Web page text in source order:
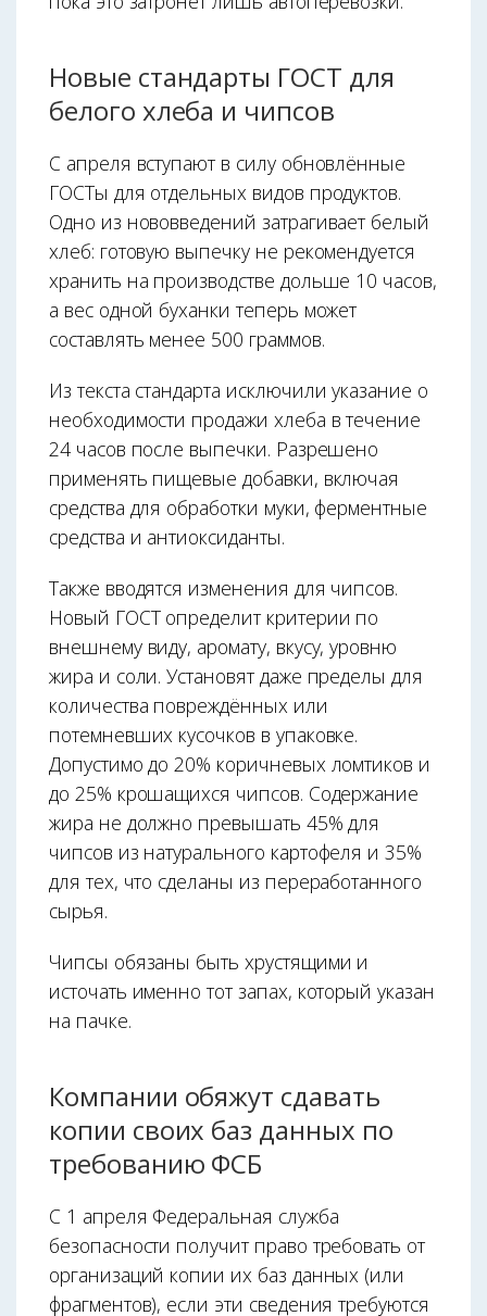
Новые стандарты ГОСТ для
белого хлеба и чипсов
С апреля вступают в силу обновлённые
ГОСТы для отдельных видов продуктов.
Одно из нововведений затрагивает белый
хлеб: готовую выпечку не рекомендуется
хранить на производстве дольше 10 часов,
а вес одной буханки теперь может
составлять менее 500 граммов.
Из текста стандарта исключили указание о
необходимости продажи хлеба в течение
24 часов после выпечки. Разрешено
применять пищевые добавки, включая
средства для обработки муки, ферментные
средства и антиоксиданты.
Также вводятся изменения для чипсов.
Новый ГОСТ определит критерии по
внешнему виду, аромату, вкусу, уровню
жира и соли. Установят даже пределы для
количества повреждённых или
потемневших кусочков в упаковке.
Допустимо до 20% коричневых ломтиков и
до 25% крошащихся чипсов. Содержание
жира не должно превышать 45% для
чипсов из натурального картофеля и 35%
для тех, что сделаны из переработанного
сырья.
Чипсы обязаны быть хрустящими и
источать именно тот запах, который указан
на пачке.
Компании обяжут сдавать
копии своих баз данных по
требованию ФСБ
С 1 апреля Федеральная служба
безопасности получит право требовать от
организаций копии их баз данных (или
фрагментов), если эти сведения требуются